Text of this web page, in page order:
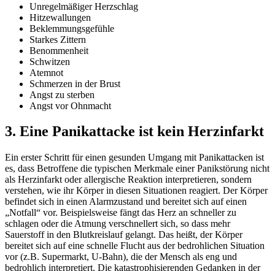
Unregelmäßiger Herzschlag
Hitzewallungen
Beklemmungsgefühle
Starkes Zittern
Benommenheit
Schwitzen
Atemnot
Schmerzen in der Brust
Angst zu sterben
Angst vor Ohnmacht
3. Eine Panikattacke ist kein Herzinfarkt
Ein erster Schritt für einen gesunden Umgang mit Panikattacken ist
es, dass Betroffene die typischen Merkmale einer Panikstörung nicht
als Herzinfarkt oder allergische Reaktion interpretieren, sondern
verstehen, wie ihr Körper in diesen Situationen reagiert. Der Körper
befindet sich in einen Alarmzustand und bereitet sich auf einen
„Notfall“ vor. Beispielsweise fängt das Herz an schneller zu
schlagen oder die Atmung verschnellert sich, so dass mehr
Sauerstoff in den Blutkreislauf gelangt. Das heißt, der Körper
bereitet sich auf eine schnelle Flucht aus der bedrohlichen Situation
vor (z.B. Supermarkt, U-Bahn), die der Mensch als eng und
bedrohlich interpretiert. Die katastrophisierenden Gedanken in der